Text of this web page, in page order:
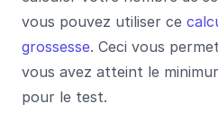
vous pouvez utiliser ce
grossesse. Ceci vous
vous avez atteint le
pour le test.